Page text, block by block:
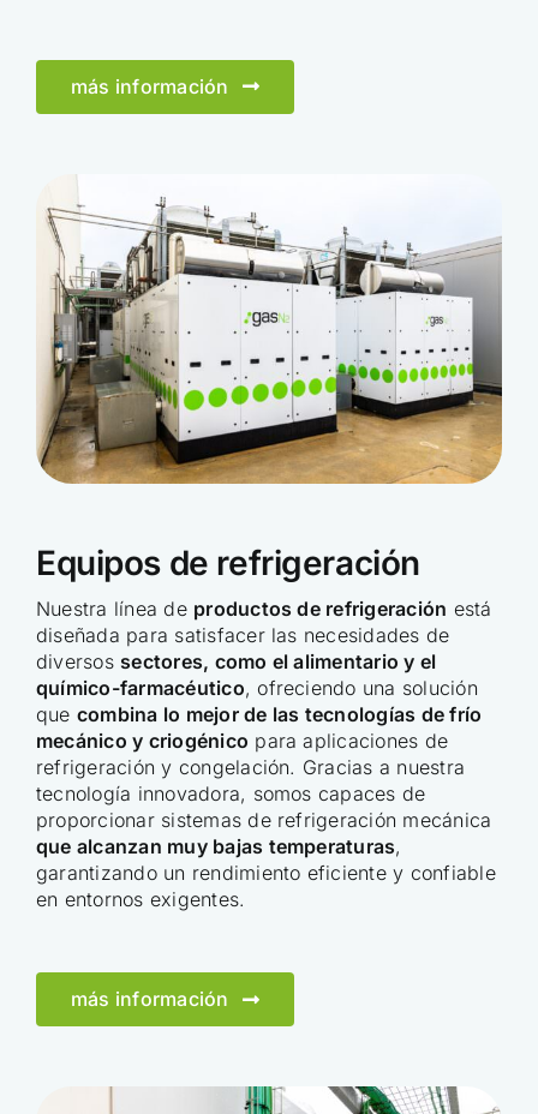
más información
Equipos de refrigeración
Nuestra línea de productos de refrigeración está
diseñada para satisfacer las necesidades de
diversos sectores, como el alimentario y el
químico-farmacéutico, ofreciendo una solución
que combina lo mejor de las tecnologías de frío
mecánico y criogénico para aplicaciones de
refrigeración y congelación. Gracias a nuestra
tecnología innovadora, somos capaces de
proporcionar sistemas de refrigeración mecánica
que alcanzan muy bajas temperaturas,
garantizando un rendimiento eficiente y confiable
en entornos exigentes.
más información